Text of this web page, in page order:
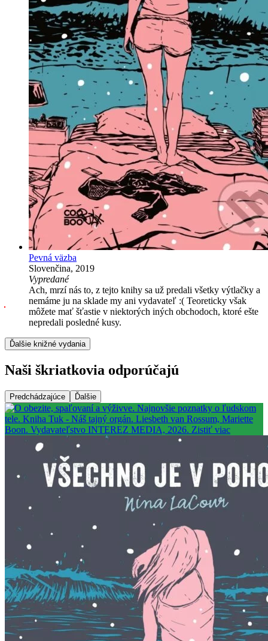
Pevná väzba
Slovenčina, 2019
Vypredané
Ach, mrzí nás to, z tejto knihy sa už predali všetky výtlačky a
nemáme ju na sklade my ani vydavateľ :( Teoreticky však
môžete mať šťastie v niektorých iných obchodoch, ktoré ešte
nepredali posledné kusy.
Ďalšie knižné vydania
Naši škriatkovia odporúčajú
Predchádzajúce Ďalšie